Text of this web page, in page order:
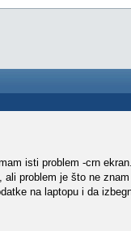
isti problem -crn
ali problem je što ne
na laptopu i da